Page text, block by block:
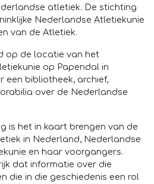
atletiek. De stichting
Nederlandse Atletiekunie
van de Atletiek.
op de locatie van het
op Papendal in
een bibliotheek, archief,
over de Nederlandse
is het in kaart brengen van de
in Nederland, Nederlandse
en haar voorgangers.
dat informatie over die
die in die geschiedenis een rol